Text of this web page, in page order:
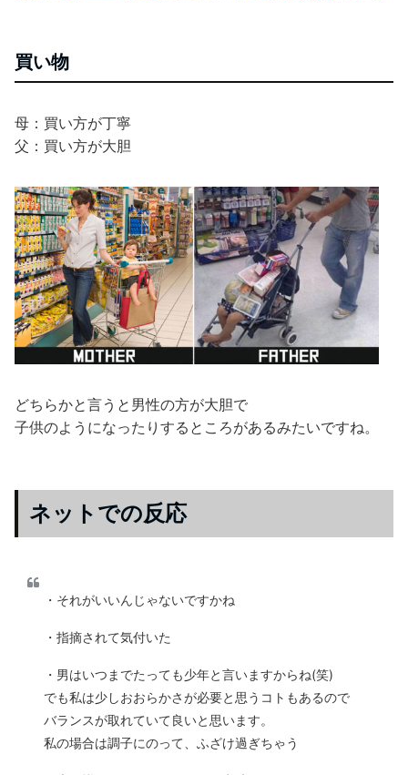
買い物
母：買い方が丁寧
父：買い方が大胆
どちらかと言うと男性の方が大胆で
子供のようになったりするところがあるみたいですね。
ネットでの反応
・それがいいんじゃないですかね
・指摘されて気付いた
・男はいつまでたっても少年と言いますからね(笑)
でも私は少しおおらかさが必要と思うコトもあるので
バランスが取れていて良いと思います。
私の場合は調子にのって、ふざけ過ぎちゃう